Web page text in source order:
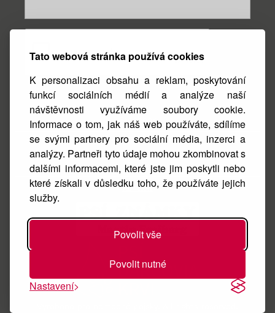
Tato webová stránka používá cookies
K personalizaci obsahu a reklam, poskytování
funkcí sociálních médií a analýze naší
návštěvnosti využíváme soubory cookie.
Informace o tom, jak náš web používáte, sdílíme
se svými partnery pro sociální média, inzerci a
analýzy. Partneři tyto údaje mohou zkombinovat s
dalšími informacemi, které jste jim poskytli nebo
které získali v důsledku toho, že používáte jejich
služby.
Povolit vše
Povolit nutné
Nastavení
Facebook
Instagram
O nás
Kontakt